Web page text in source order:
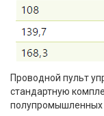
Проводной пульт
стандартную
полупромышленных